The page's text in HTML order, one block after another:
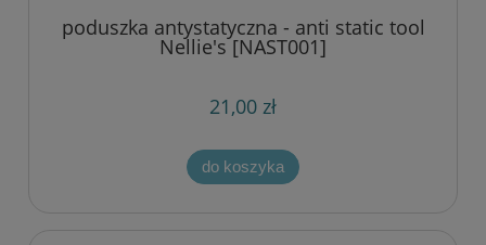
poduszka antystatyczna - anti static tool
Nellie's [NAST001]
21,00 zł
do koszyka